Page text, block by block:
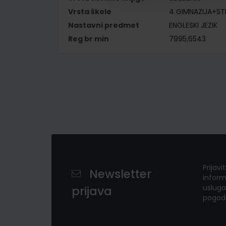
Vrsta škole
4
Nastavni predmet
ENGLESKI JEZIK
Reg br min
7995;6543
Newsletter
prijava